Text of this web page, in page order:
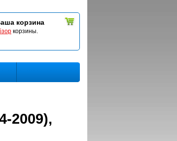
корзина
корзины.
2009),